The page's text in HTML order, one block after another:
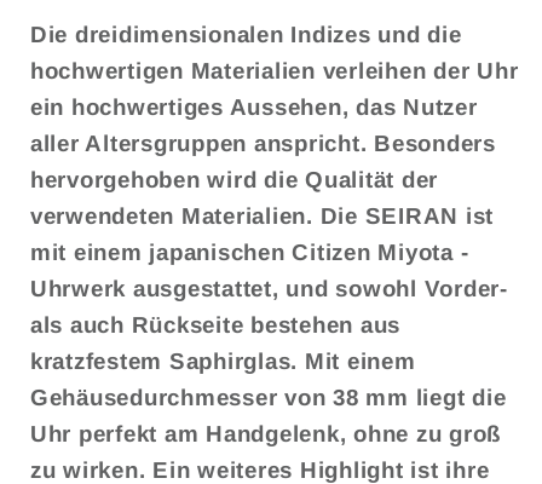
Die dreidimensionalen Indizes und die
hochwertigen Materialien verleihen der Uhr
ein hochwertiges Aussehen, das Nutzer
aller Altersgruppen anspricht. Besonders
hervorgehoben wird die Qualität der
verwendeten Materialien. Die SEIRAN ist
mit einem japanischenCitizen Miyota-
Uhrwerk ausgestattet, und sowohl Vorder-
als auch Rückseite bestehen aus
kratzfestem Saphirglas. Mit einem
Gehäusedurchmesser von 38 mm liegt die
Uhr perfekt am Handgelenk, ohne zu groß
zu wirken. Ein weiteres Highlight ist ihre